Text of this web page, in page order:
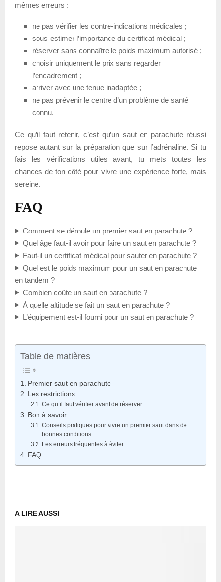
mêmes erreurs :
ne pas vérifier les contre-indications médicales ;
sous-estimer l’importance du certificat médical ;
réserver sans connaître le poids maximum autorisé ;
choisir uniquement le prix sans regarder
l’encadrement ;
arriver avec une tenue inadaptée ;
ne pas prévenir le centre d’un problème de santé
connu.
Ce qu’il faut retenir, c’est qu’un saut en parachute réussi
repose autant sur la préparation que sur l’adrénaline. Si tu
fais les vérifications utiles avant, tu mets toutes les
chances de ton côté pour vivre une expérience forte, mais
sereine.
FAQ
Comment se déroule un premier saut en parachute ?
Quel âge faut-il avoir pour faire un saut en parachute ?
Faut-il un certificat médical pour sauter en parachute ?
Quel est le poids maximum pour un saut en parachute
en tandem ?
Combien coûte un saut en parachute ?
À quelle altitude se fait un saut en parachute ?
L’équipement est-il fourni pour un saut en parachute ?
Table de matières
Premier saut en parachute
Les restrictions
Ce qu’il faut vérifier avant de réserver
Bon à savoir
Conseils pratiques pour vivre un premier saut dans de
bonnes conditions
Les erreurs fréquentes à éviter
FAQ
A LIRE AUSSI